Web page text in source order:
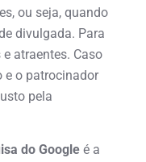
ou seja, quando
divulgada. Para
atraentes. Caso
e o patrocinador
pela
do Google é a